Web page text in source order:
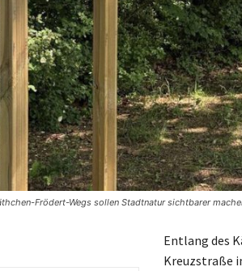
Frödert-Wegs sollen Stadtnatur sichtbarer
Entlang des
Kreuzstraße